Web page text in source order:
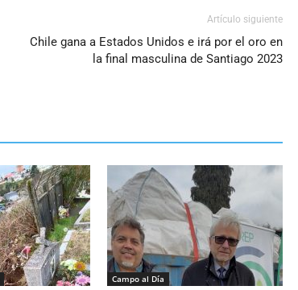
Artículo siguiente
Chile gana a Estados Unidos e irá por el oro en
la final masculina de Santiago 2023
Campo al Día